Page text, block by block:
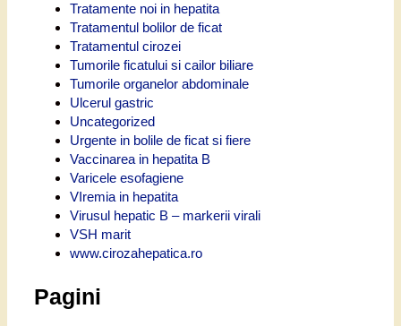
Tratamente noi in hepatita
Tratamentul bolilor de ficat
Tratamentul cirozei
Tumorile ficatului si cailor biliare
Tumorile organelor abdominale
Ulcerul gastric
Uncategorized
Urgente in bolile de ficat si fiere
Vaccinarea in hepatita B
Varicele esofagiene
VIremia in hepatita
Virusul hepatic B – markerii virali
VSH marit
www.cirozahepatica.ro
Pagini